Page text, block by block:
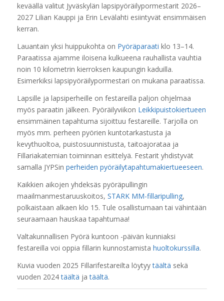
keväällä valitut Jyväskylän lapsipyöräilypormestarit 2026–
2027 Lilian Kauppi ja Erin Levälahti esiintyvät ensimmäisen
kerran.
Lauantain yksi huippukohta on Pyöräparaati klo 13–14.
Paraatissa ajamme iloisena kulkueena rauhallista vauhtia
noin 10 kilometrin kierroksen kaupungin kaduilla.
Esimerkiksi lapsipyöräilypormestari on mukana paraatissa.
Lapsille ja lapsiperheille on festareilla paljon ohjelmaa
myös paraatin jälkeen. Pyöräilyviikon Leikkipuistokiertueen
ensimmäinen tapahtuma sijoittuu festareille. Tarjolla on
myös mm. perheen pyörien kuntotarkastusta ja
kevythuoltoa, puistosuunnistusta, taitoajorataa ja
Fillariakatemian toiminnan esittelyä. Festarit yhdistyvät
samalla JYPSin perheiden pyöräilytapahtumakiertueeseen.
Kaikkien aikojen yhdeksäs pyöräpullingin
maailmanmestaruuskoitos, STARK MM-fillaripulling,
polkaistaan alkaen klo 15. Tule osallistumaan tai vähintään
seuraamaan hauskaa tapahtumaa!
Valtakunnallisen Pyörä kuntoon -päivän kunniaksi
festareilla voi oppia fillarin kunnostamista huoltokurssilla.
Kuvia vuoden 2025 Fillarifestareilta löytyytäältä sekä
vuoden 2024täältä jatäältä.